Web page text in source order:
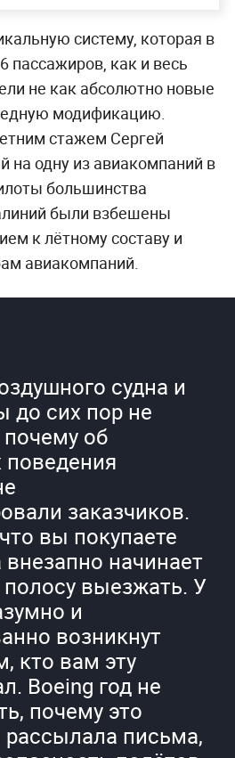
систему, которая в
пассажиров, как и весь
не как абсолютно новые
модификацию.
стажем Сергей
на одну из авиакомпаний в
большинства
были взбешены
к лётному составу и
авиакомпаний.
судна и
до сих пор не
почему об
поведения
заказчиков.
вы покупаете
начинает
выезжать. У
и
возникнут
кто вам эту
Boeing год не
почему это
рассылала письма,